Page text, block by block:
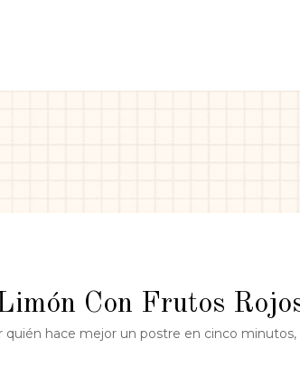
Con Frutos
hace mejor un postre en cinco minutos,